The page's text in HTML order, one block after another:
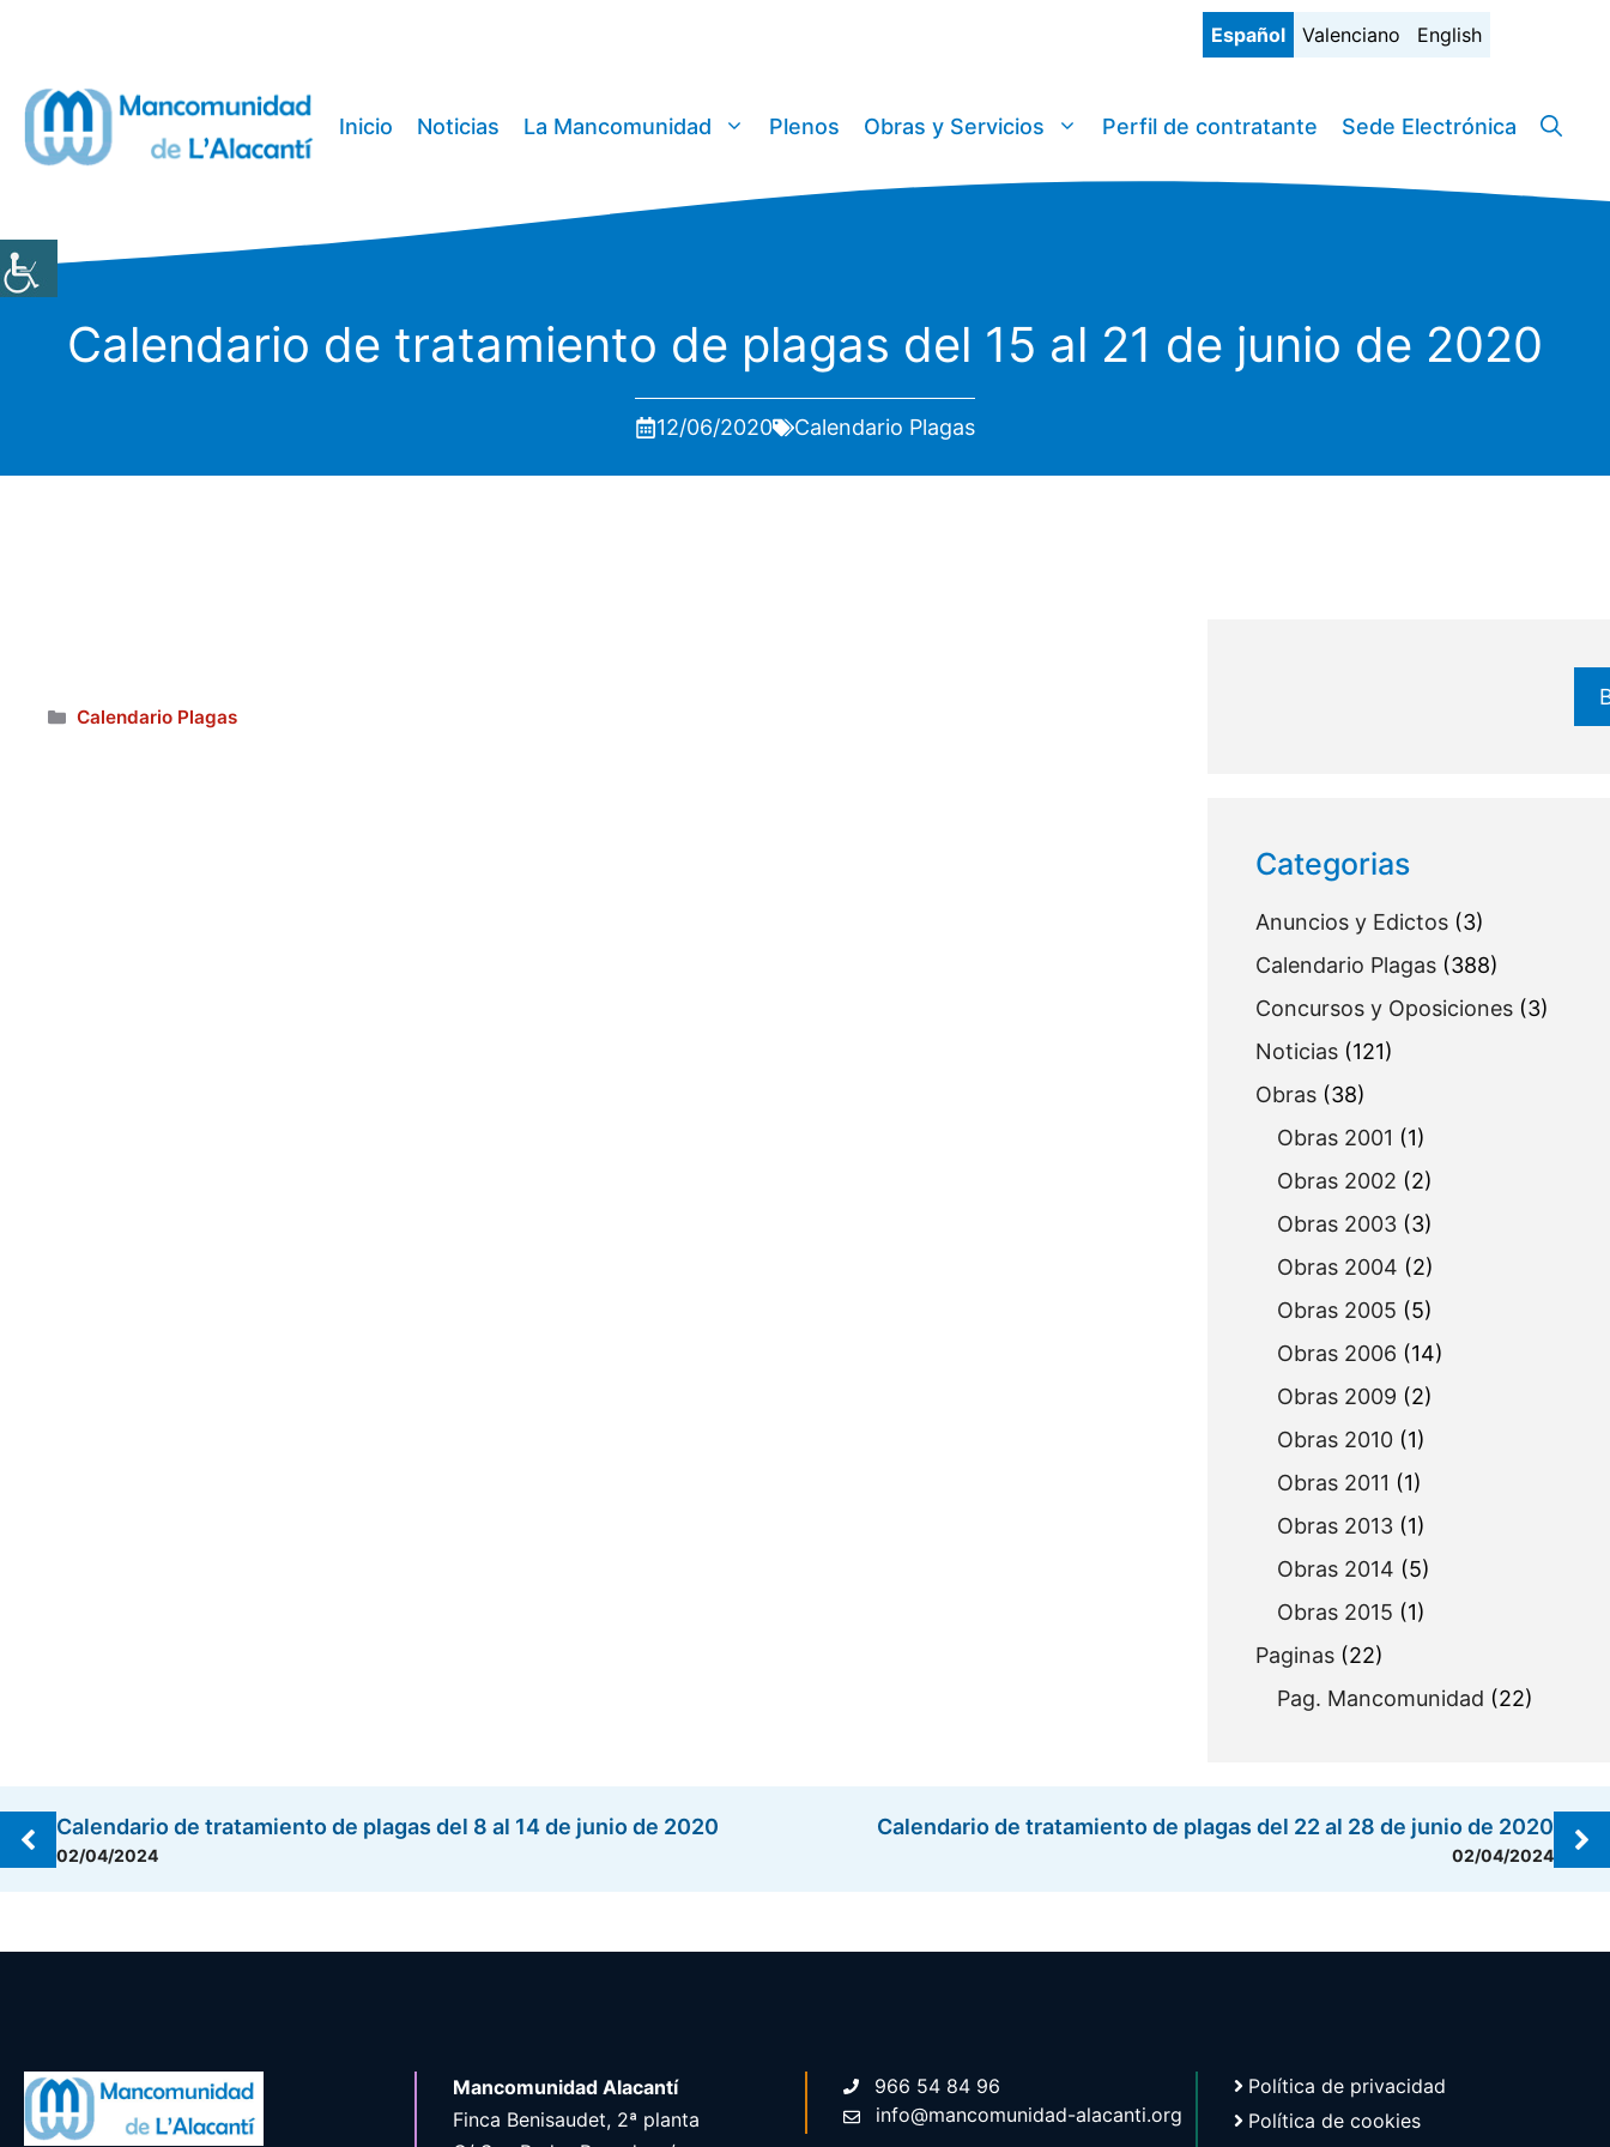
Español Valenciano English
Inicio Noticias La Mancomunidad Plenos Obras y Servicios Perfil de contratante Sede Electrónica
Calendario de tratamiento de plagas del 15 al 21 de junio de 2020
12/06/2020 Calendario Plagas
Categorías
Calendario Plagas
Categorias
Anuncios y Edictos (3)
Calendario Plagas (388)
Concursos y Oposiciones (3)
Noticias (121)
Obras (38)
Obras 2001 (1)
Obras 2002 (2)
Obras 2003 (3)
Obras 2004 (2)
Obras 2005 (5)
Obras 2006 (14)
Obras 2009 (2)
Obras 2010 (1)
Obras 2011 (1)
Obras 2013 (1)
Obras 2014 (5)
Obras 2015 (1)
Paginas (22)
Pag. Mancomunidad (22)
Calendario de tratamiento de plagas del 8 al 14 de junio de 2020
02/04/2024
Calendario de tratamiento de plagas del 22 al 28 de junio de 2020
02/04/2024
Mancomunidad Alacantí
Finca Benisaudet, 2ª planta
966 54 84 96
info@mancomunidad-alacanti.org
Política de privacidad
Política de cookies